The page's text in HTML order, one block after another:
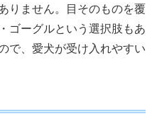
りません。目そのものを覆
ゴーグルという選択肢もあ
で、愛犬が受け入れやすい